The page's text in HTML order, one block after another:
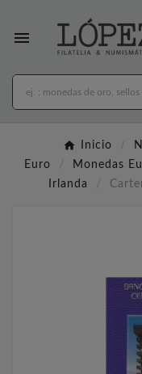

Inicio
Euro
Monedas
Irlanda